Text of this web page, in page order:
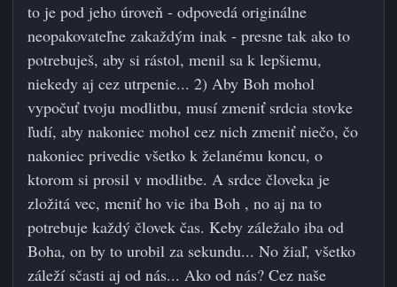
to je pod jeho úroveň - odpovedá originálne
neopakovateľne zakaždým inak - presne tak ako to
potrebuješ, aby si rástol, menil sa k lepšiemu,
niekedy aj cez utrpenie... 2) Aby Boh mohol
vypočuť tvoju modlitbu, musí zmeniť srdcia stovke
ľudí, aby nakoniec mohol cez nich zmeniť niečo, čo
nakoniec privedie všetko k želanému koncu, o
ktorom si prosil v modlitbe. A srdce človeka je
zložitá vec, meniť ho vie iba Boh , no aj na to
potrebuje každý človek čas. Keby záležalo iba od
Boha, on by to urobil za sekundu... No žiaľ, všetko
záleží sčasti aj od nás... Ako od nás? Cez naše